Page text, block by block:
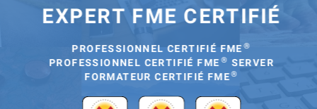
EXPERT FME CERTIFIÉ
PROFESSIONNEL CERTIFIÉ FME®
PROFESSIONNEL CERTIFIÉ FME®SERVER
FORMATEUR CERTIFIÉ FME®